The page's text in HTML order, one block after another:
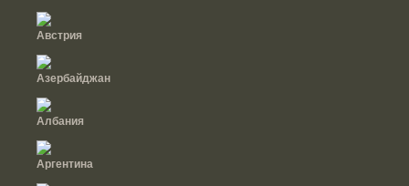
Австрия
Азербайджан
Албания
Аргентина